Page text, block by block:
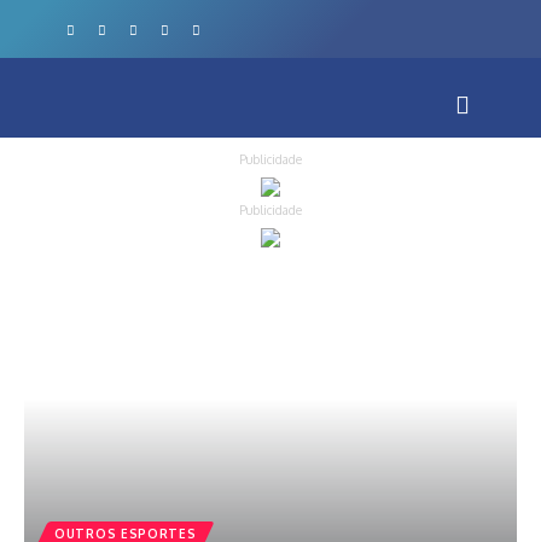
Publicidade
Publicidade
OUTROS ESPORTES